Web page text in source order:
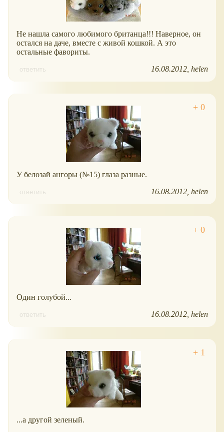
Не нашла самого любимого британца!!! Наверное, он
остался на даче, вместе с живой кошкой. А это
остальные фавориты.
ответить 16.08.2012 helen
У белозай ангоры (№15) глаза разные.
ответить 16.08.2012 helen
Один голубой...
ответить 16.08.2012 helen
...а другой зеленый.